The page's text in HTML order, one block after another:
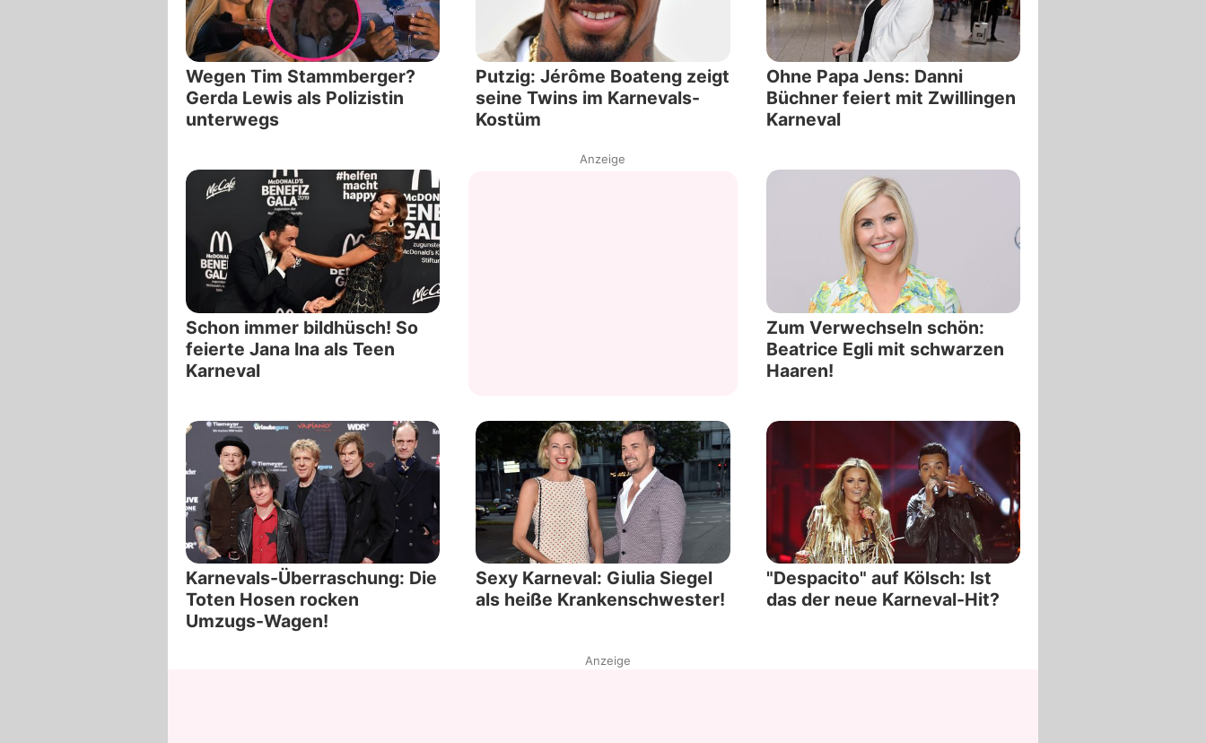
Wegen Tim Stammberger?
Gerda Lewis als Polizistin
unterwegs
Putzig: Jérôme Boateng zeigt
seine Twins im Karnevals-
Kostüm
Ohne Papa Jens: Danni
Büchner feiert mit Zwillingen
Karneval
Schon immer bildhüsch! So
feierte Jana Ina als Teen
Karneval
Anzeige
Zum Verwechseln schön:
Beatrice Egli mit schwarzen
Haaren!
Karnevals-Überraschung: Die
Toten Hosen rocken
Umzugs-Wagen!
Sexy Karneval: Giulia Siegel
als heiße Krankenschwester!
"Despacito" auf Kölsch: Ist
das der neue Karneval-Hit?
Anzeige